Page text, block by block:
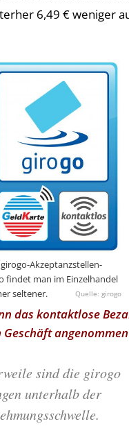
6,49 € weniger
girogo-Akzeptanzstellen-
findet man im Einzelhandel
seltener.
girogo
das kontaktlose
sind die girogo
unterhalb der